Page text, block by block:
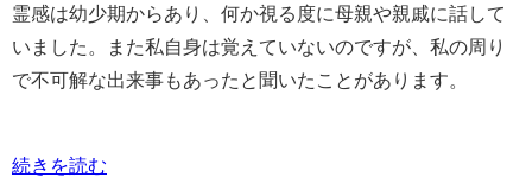
霊感は幼少期からあり、何か視る度に母親や親戚に話して
いました。また私自身は覚えていないのですが、私の周り
で不可解な出来事もあったと聞いたことがあります。
続きを読む